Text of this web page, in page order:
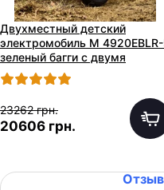
Двухместный детский
электромобиль M
зеленый багги с двумя
моторами по 240W
23262 грн.
20606 грн.